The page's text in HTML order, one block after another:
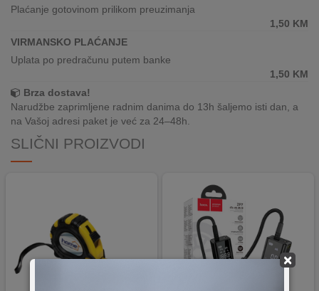
SERVIS
O
NAMA
KATALOZI
KAKO
KUPOVINA
ENERGETSKE
UČINKOVITOSTI
×
Plaćanje gotovinom prilikom preuzimanja
1,50 KM
VIRMANSKO PLAĆANJE
Uplata po predračunu putem banke
1,50 KM
Brza dostava!
Narudžbe zaprimljene radnim danima do 13h šaljemo isti dan, a
na Vašoj adresi paket je već za 24–48h.
SLIČNI PROIZVODI